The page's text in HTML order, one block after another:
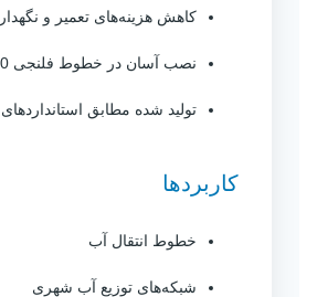
کاهش هزینه‌های تعمیر و
نصب آسان در خطوط فلنجی PN10
تولید شده مطابق
کاربردها
خطوط انتقال آب
شبکه‌های توزیع آب شهری